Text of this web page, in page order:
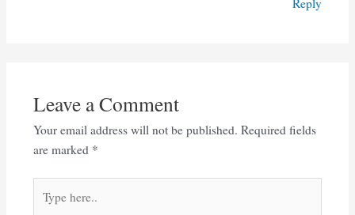
Leave a Comment
Your email address will not be published. Required fields
are marked *
here..